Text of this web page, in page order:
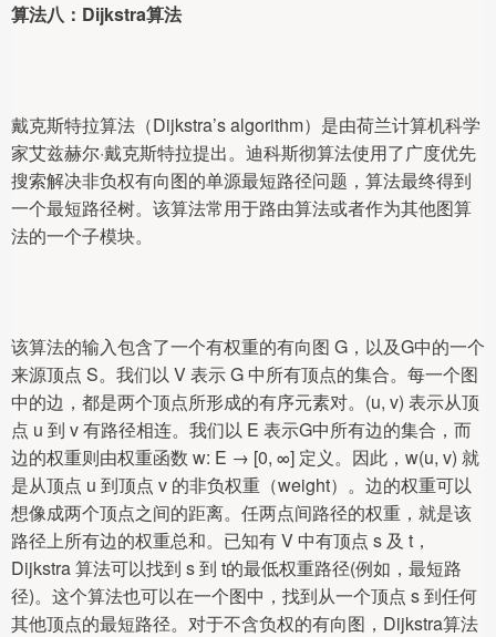
算法八：Dijkstra算法
戴克斯特拉算法（Dijkstra’s algorithm）是由荷兰计算机科学
家艾兹赫尔·戴克斯特拉提出。迪科斯彻算法使用了广度优先
搜索解决非负权有向图的单源最短路径问题，算法最终得到
一个最短路径树。该算法常用于路由算法或者作为其他图算
法的一个子模块。
该算法的输入包含了一个有权重的有向图 G，以及G中的一个
来源顶点 S。我们以 V 表示 G 中所有顶点的集合。每一个图
中的边，都是两个顶点所形成的有序元素对。(u, v) 表示从顶
点 u 到 v 有路径相连。我们以 E 表示G中所有边的集合，而
边的权重则由权重函数 w: E → [0, ∞] 定义。因此，w(u, v) 就
是从顶点 u 到顶点 v 的非负权重（weight）。边的权重可以
想像成两个顶点之间的距离。任两点间路径的权重，就是该
路径上所有边的权重总和。已知有 V 中有顶点 s 及 t，
Dijkstra 算法可以找到 s 到 t的最低权重路径(例如，最短路
径)。这个算法也可以在一个图中，找到从一个顶点 s 到任何
其他顶点的最短路径。对于不含负权的有向图，Dijkstra算法